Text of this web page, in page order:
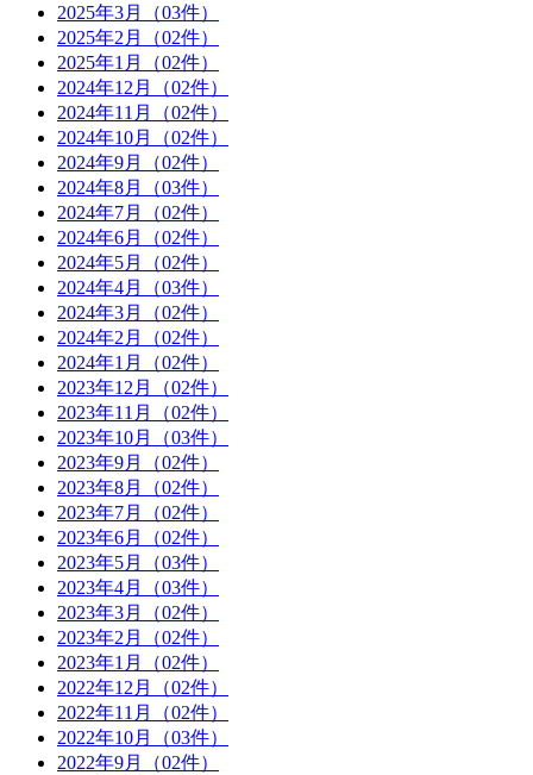
2025年3月
（03件）
2025年2月
（02件）
2025年1月
（02件）
2024年12月
（02件）
2024年11月
（02件）
2024年10月
（02件）
2024年9月
（02件）
2024年8月
（03件）
2024年7月
（02件）
2024年6月
（02件）
2024年5月
（02件）
2024年4月
（03件）
2024年3月
（02件）
2024年2月
（02件）
2024年1月
（02件）
2023年12月
（02件）
2023年11月
（02件）
2023年10月
（03件）
2023年9月
（02件）
2023年8月
（02件）
2023年7月
（02件）
2023年6月
（02件）
2023年5月
（03件）
2023年4月
（03件）
2023年3月
（02件）
2023年2月
（02件）
2023年1月
（02件）
2022年12月
（02件）
2022年11月
（02件）
2022年10月
（03件）
2022年9月
（02件）